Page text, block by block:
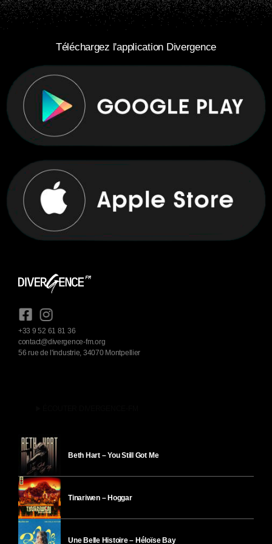
Téléchargez l'application Divergence
+33 9 52 61 81 36
contact@divergence-fm.org
56 rue de l'industrie, 34070 Montpellier
Beth Hart – You Still Got Me
Tinariwen – Hoggar
Une Belle Histoire – Héloïse Bay